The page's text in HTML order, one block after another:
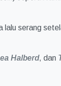
serang
Halberd, dan